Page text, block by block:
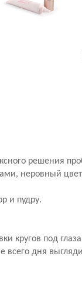
решения
неровный
и пудру.
кругов под
всего дня